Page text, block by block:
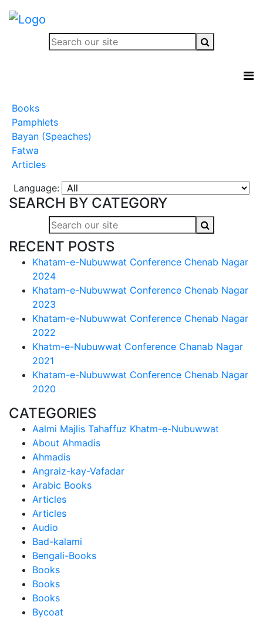
Books
Pamphlets
Bayan (Speaches)
Fatwa
Articles
Language:
SEARCH BY CATEGORY
RECENT POSTS
Khatam-e-Nubuwwat Conference Chenab Nagar
2024
Khatam-e-Nubuwwat Conference Chenab Nagar
2023
Khatam-e-Nubuwwat Conference Chenab Nagar
2022
Khatm-e-Nubuwwat Conference Chanab Nagar
2021
Khatam-e-Nubuwwat Conference Chenab Nagar
2020
CATEGORIES
Aalmi Majlis Tahaffuz Khatm-e-Nubuwwat
About Ahmadis
Ahmadis
Angraiz-kay-Vafadar
Arabic Books
Articles
Articles
Audio
Bad-kalami
Bengali-Books
Books
Books
Books
Bycoat